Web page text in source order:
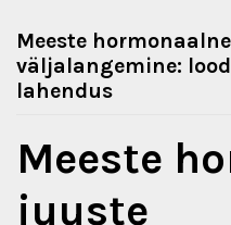
Meeste
väljalangemine:
lahendus
Meeste
juuste